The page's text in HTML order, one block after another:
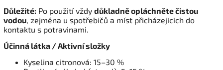
Důležité: Po použití vždy důkladně opláchněte čistou
vodou, zejména u spotřebičů a míst přicházejících do
kontaktu s potravinami.
Účinná látka / Aktivní složky
Kyselina citronová: 15–30 %